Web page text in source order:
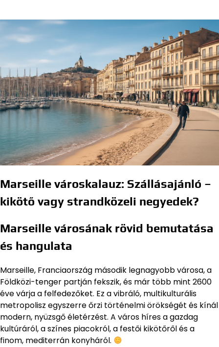
Marseille városkalauz: Szállásajánló –
kikötő vagy strandközeli negyedek?
Marseille városának rövid bemutatása
és hangulata
Marseille, Franciaország második legnagyobb városa, a
Földközi-tenger partján fekszik, és már több mint 2600
éve várja a felfedezőket. Ez a vibráló, multikulturális
metropolisz egyszerre őrzi történelmi örökségét és kínál
modern, nyüzsgő életérzést. A város híres a gazdag
kultúráról, a színes piacokról, a festői kikötőről és a
finom, mediterrán konyháról.